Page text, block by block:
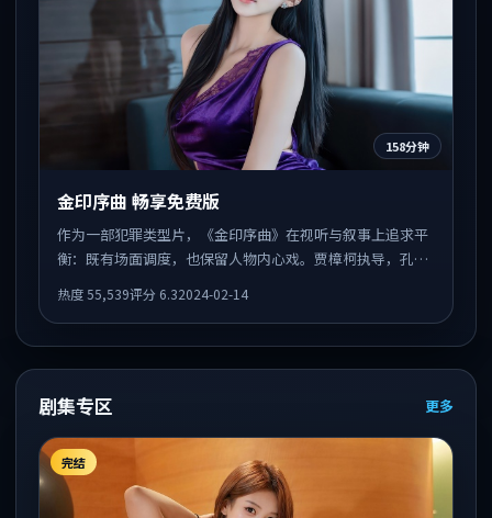
158分钟
金印序曲 畅享免费版
作为一部犯罪类型片，《金印序曲》在视听与叙事上追求平
衡：既有场面调度，也保留人物内心戏。贾樟柯执导，孔
热度55,539评分 6.32024-02-14
剧集专区 更多
完结